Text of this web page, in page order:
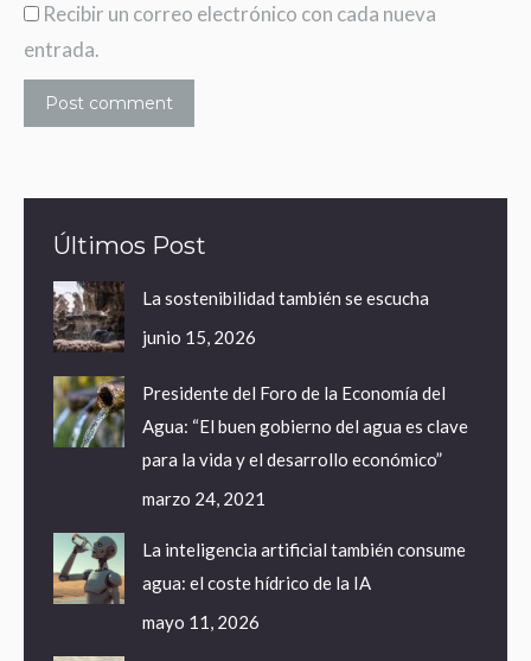
Recibir un correo electrónico con cada nueva
entrada.
Post comment
Últimos Post
La sostenibilidad también se escucha
junio 15, 2026
Presidente del Foro de la Economía del
Agua: “El buen gobierno del agua es clave
para la vida y el desarrollo económico”
marzo 24, 2021
La inteligencia artificial también consume
agua: el coste hídrico de la IA
mayo 11, 2026